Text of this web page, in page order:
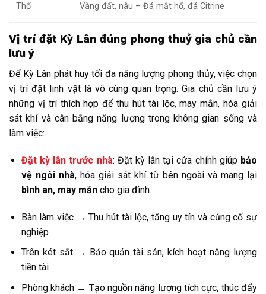
Thổ Vàng đất, nâu – Đá mắt hổ, đá Citrine
Vị trí đặt Kỳ Lân đúng phong thuỷ gia chủ cần
lưu ý
Để Kỳ Lân phát huy tối đa năng lượng phong thủy, việc chọn
vị trí đặt linh vật là vô cùng quan trọng. Gia chủ cần lưu ý
những vị trí thích hợp để thu hút tài lộc, may mắn, hóa giải
sát khí và cân bằng năng lượng trong không gian sống và
làm việc:
Đặt kỳ lân trước nhà: Đặt kỳ lân tại cửa chính giúp bảo
vệ ngôi nhà, hóa giải sát khí từ bên ngoài và mang lại
bình an, may mắncho gia đình.
Bàn làm việc → Thu hút tài lộc, tăng uy tín và củng cố sự
nghiệp
Trên két sắt → Bảo quản tài sản, kích hoạt năng lượng
tiền tài
Phòng khách → Tạo nguồn năng lượng tích cực, thúc đẩy